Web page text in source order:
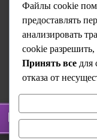
Ish vaqti
Dushanba:
Sesh — Juma:
Shanba —
© 2025
Файлы cookie
предоставлять
анализировать
cookie
Принять все для
отказа от